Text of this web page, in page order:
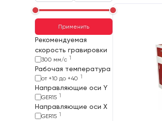
Применить
Рекомендуемая
скорость гравировки
300 мм/с 1
Рабочая температура
от +10 до +40 1
Направляющие оси Y
GER15 1
Направляющие оси Х
GER15 1